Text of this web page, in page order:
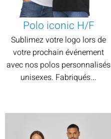
Polo iconic H/F
Sublimez votre logo lors de
votre prochain événement
avec nos polos personnalisés
unisexes. Fabriqués...